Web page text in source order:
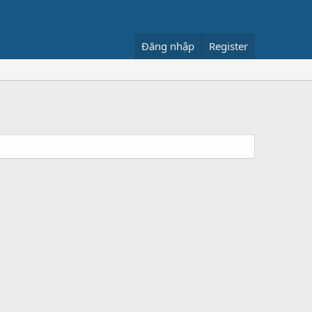
Đăng nhập Register